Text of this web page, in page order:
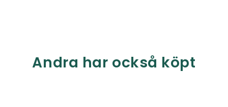
Andra har också köpt